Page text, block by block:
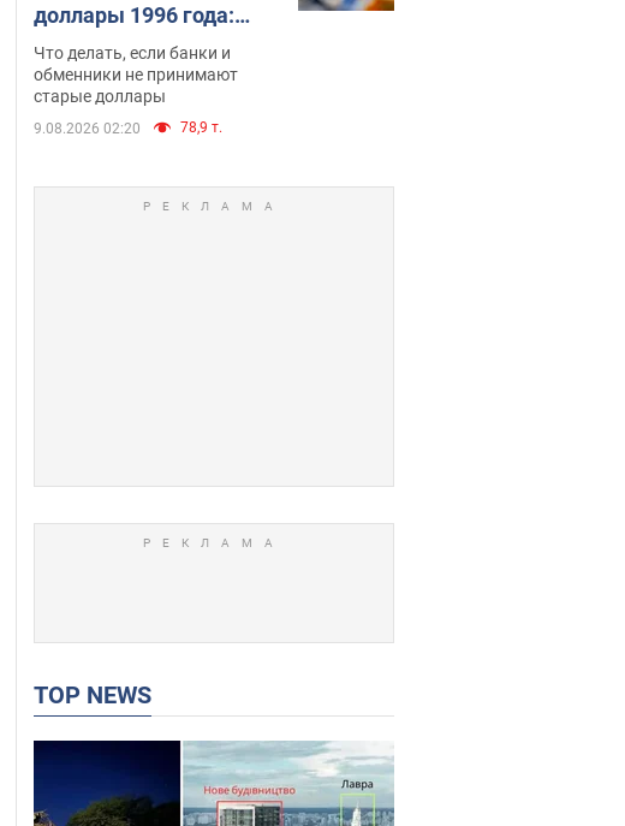
доллары 1996 года:
принимают ли
обменники и банки
такие купюры
Что делать, если банки и
обменники не принимают
старые доллары
9.08.2026 02:20 78,9 т.
TOP NEWS